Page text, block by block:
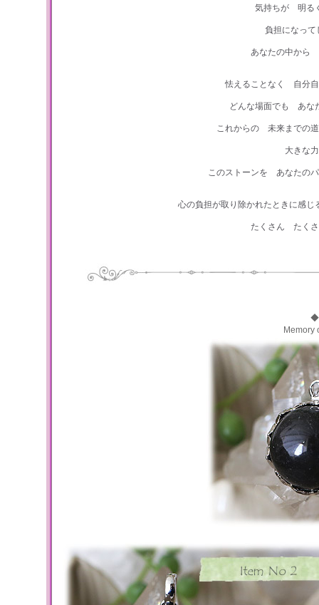
気持ちが 明る
負担になっ
あなたの中から
怯えることなく 自
どんな場面でも あな
これからの 未来までの
大きな
このストーンを あなたの
心の負担が取り除かれたときに感
たくさん たく
◆
Memory